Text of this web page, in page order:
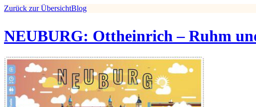
Zurück zur ÜbersichtBlog
NEUBURG: Ottheinrich – Ruhm